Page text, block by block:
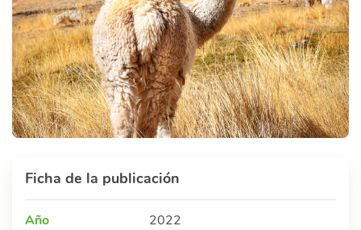
Ficha de la publicación
Año
2022